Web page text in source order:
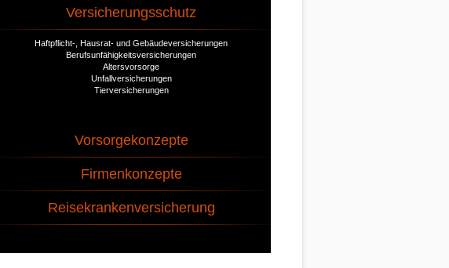
Versicherungsschutz
Haftpflicht-, Hausrat- und Gebäudeversicherungen
Berufsunfähigkeitsversicherungen
Altersvorsorge
Unfallversicherungen
Tierversicherungen
Vorsorgekonzepte
Firmenkonzepte
Reisekrankenversicherung